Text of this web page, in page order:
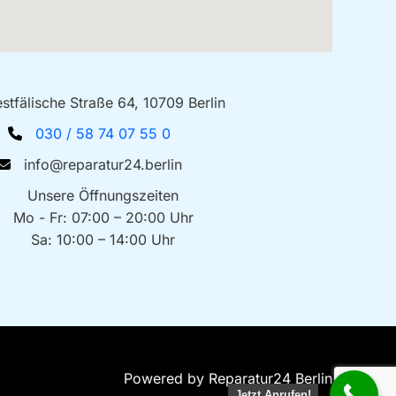
Straße 64, 10709 Berlin
030 / 58 74 07 55 0
info@reparatur24.berlin
Unsere Öffnungszeiten
Mo - Fr: 07:00 – 20:00 Uhr
Sa: 10:00 – 14:00 Uhr
Powered by Reparatur24 Berlin